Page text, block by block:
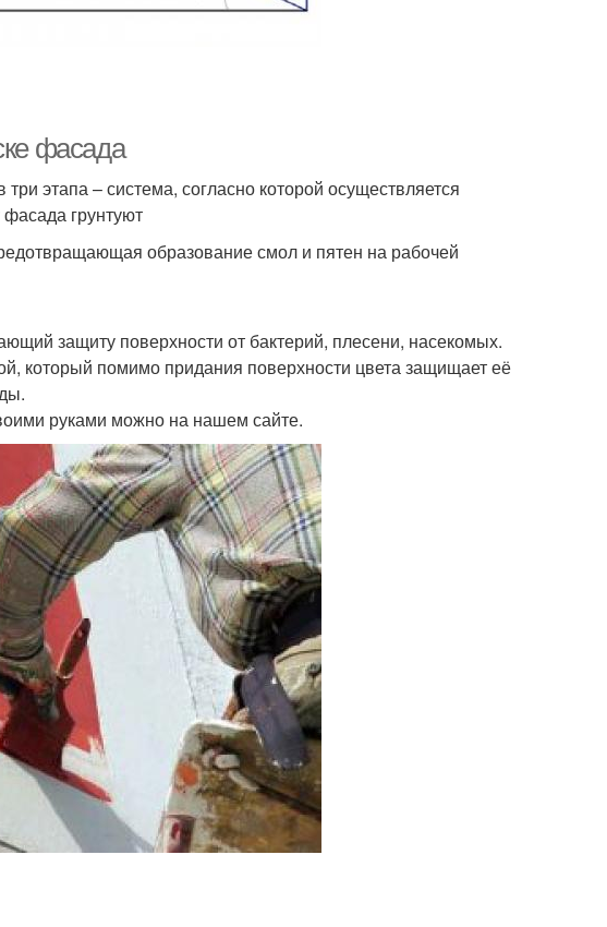
фасада
этапа – система, согласно которой осуществляется
грунтуют
образование смол и пятен на рабочей
защиту поверхности от бактерий, плесени, насекомых.
который помимо придания поверхности цвета защищает её
руками можно на нашем сайте.